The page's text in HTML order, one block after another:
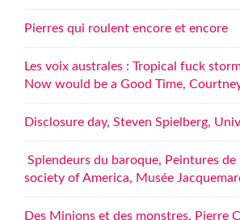
Pierres qui roulent encore et encore
Les voix australes : Tropical fuck
Now would be a Good Time,
Disclosure day, Steven Spielberg,
Splendeurs du baroque, Peintures de
society of America, Musée
Des Minions et des monstres, Pierre